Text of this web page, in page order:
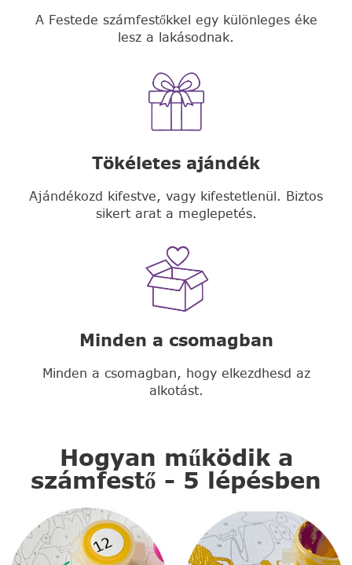
A Festede számfestőkkel egy különleges éke
lesz a lakásodnak.
Tökéletes ajándék
Ajándékozd kifestve, vagy kifestetlenül. Biztos
sikert arat a meglepetés.
Minden a csomagban
Minden a csomagban, hogy elkezdhesd az
alkotást.
Hogyan működik a
számfestő - 5 lépésben